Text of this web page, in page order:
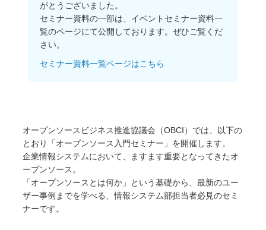
イベント・セミナー
セミナー資料
オープンソース活動
がとうございました。
セミナー資料の一部は、イベントセミナー資料一
覧のページにて公開しております。ぜひご覧くだ
さい。
セミナー資料一覧ページはこちら
オープンソースビジネス推進協議会（OBCI）では、以下の
とおり「オープンソース入門セミナー」を開催します。
企業情報システムにおいて、ますます重要となってきたオ
ープンソース。
「オープンソースとは何か」という基礎から、最新のユー
ザー事例までを学べる、情報システム部担当者必見のセミ
ナーです。